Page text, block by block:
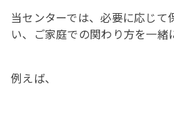
当センターでは、必要に応じ
い、ご家庭での関わり方を一緒
例えば、